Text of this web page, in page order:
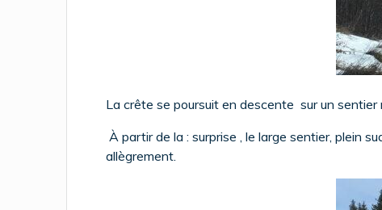
La crête se poursuit en descente sur un sentier
À partir de la : surprise , le large sentier, plein
allègrement.